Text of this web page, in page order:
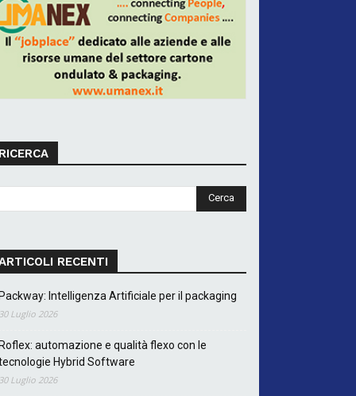
RECENTI
Intelligenza Artificiale per il packaging
Luglio 2026
automazione e qualità flexo con le
Hybrid Software
Luglio 2026